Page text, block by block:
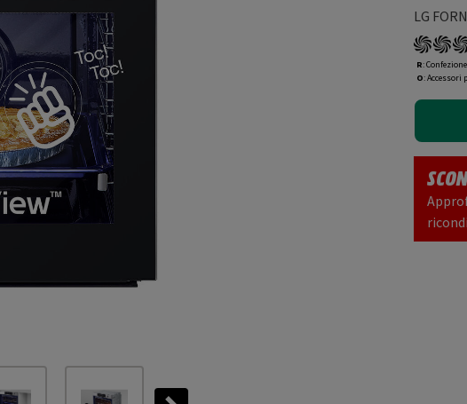
LG
R:
O: